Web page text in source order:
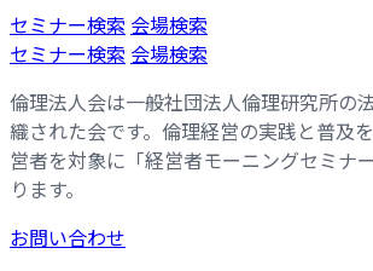
コ
ン
ン
ツ
へ
ス
キ
ッ
ナ
ビ
ー
シ
ョ
ン
に
移
セミナー検索 会場検索
セミナー検索 会場検索
倫理法人会は一般社団法人倫理研究所の
織された会です。倫理経営の実践と普及
営者を対象に「経営者モーニングセミナ
ります。
お問い合わせ